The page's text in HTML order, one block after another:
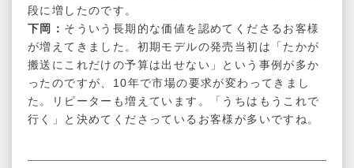
段に増したのです。
下岡： そういう長期的な価値を認めてくださるお客様
が増えてきました。初期モデルの発売当初は「たかが
搬送にこれだけの予算は出せない」という事例が多か
ったのですが、10年で市場の要求が変わってきまし
た。リピーターも増えています。「うちはもうこれで
行く」と決めてくださっているお客様が多いですね。